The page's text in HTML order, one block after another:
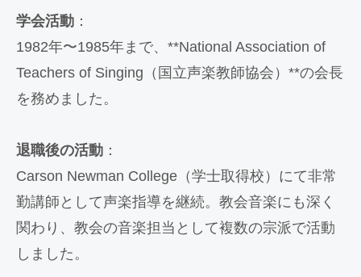
学会活動 ：
1982年〜1985年まで、**National Association of
Teachers of Singing（国立声楽教師協会）**の会長
を務めました。
退職後の活動 ：
Carson Newman College（学士取得校）にて非常
勤講師として声楽指導を継続。教会音楽にも深く
関わり、教会の音楽担当として複数の宗派で活動
しました。